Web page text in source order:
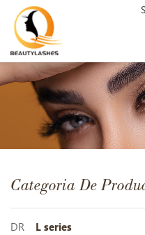
Categoria De
DR L series